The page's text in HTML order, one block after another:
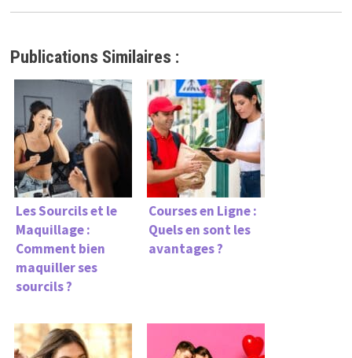
Publications Similaires :
Les Sourcils et le
Maquillage :
Comment bien
maquiller ses
sourcils ?
Courses en Ligne :
Quels en sont les
avantages ?